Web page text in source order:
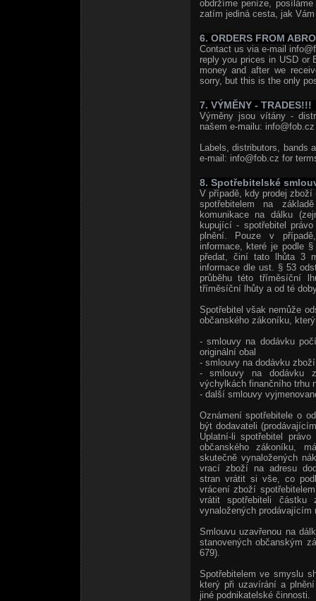
obdržíme peníze,
zatím jediná cesta, jak
6. ORDERS FROM
Contact us via e-mail
reply you prices in USD or
money and after we
sorry, but this is the only
7. VÝMĚNY - TRADES!!!
Výměny jsou vítány -
našem e-mailu:
Labels, distributors, bands
e-mail: info@fob.cz for
8. Spotřebitelské
V případě, kdy prodej zboží
spotřebitelem na
komunikace na dálku
kupující - spotřebitel
plnění. Pouze v
informace, které je podle
předat, činí tato lhůta 3
informace dle ust. § 53
průběhu této tříměsíční
tříměsíční lhůty a od té
Spotřebitel však nemůže
občanského zákoníku,
- smlouvy na dodávku
originální obal
- smlouvy na dodávku
- smlouvy na dodávku
výchylkách finančního trhu
- další smlouvy
Oznámení spotřebitele o
být dodavateli
Uplatní-li spotřebitel
občanského zákoníku,
skutečně vynaložených
vrací zboží na adresu
stran vrátit si vše, co
vrácení zboží
vrátit spotřebiteli částku
vynaložených prodávajícím
Smlouvu uzavřenou na
stanovených občanským
679).
Spotřebitelem ve smyslu
který při uzavírání a
jiné podnikatelské činnosti.